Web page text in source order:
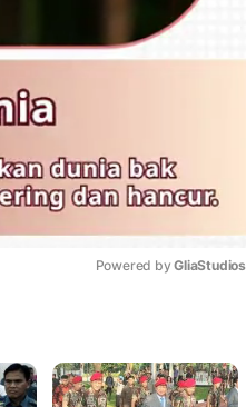
Powered by GliaStudios